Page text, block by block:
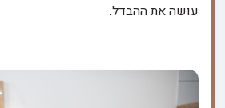
עושה את ההבדל.